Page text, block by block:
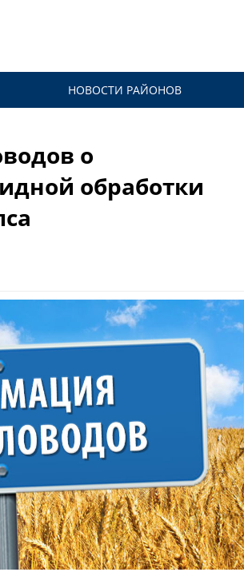
НОВОСТИ РАЙОНОВ
о
обработки